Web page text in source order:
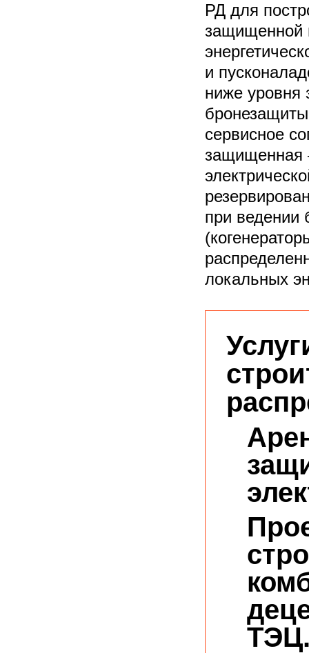
РД для
защищенной
и
ниже
сервисное
защищенная
при ведении
локальных